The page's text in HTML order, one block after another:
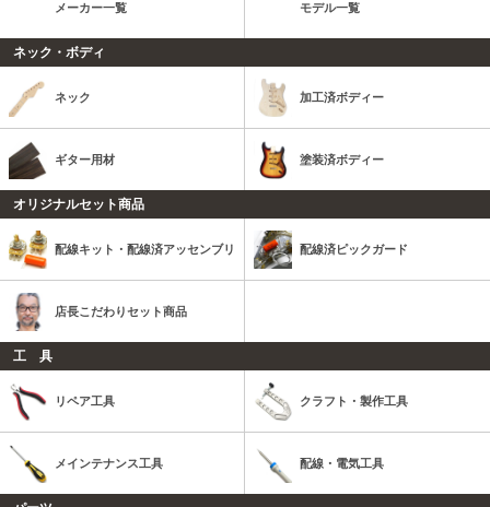
メーカー一覧 モデル一覧
ネック・ボディ
ネック 加工済ボディー
ギター用材 塗装済ボディー
オリジナルセット商品
配線キット・配線済アッセンブリ 配線済ピックガード
店長こだわりセット商品
工 具
リペア工具 クラフト・製作工具
メインテナンス工具 配線・電気工具